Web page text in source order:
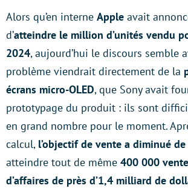
Alors qu’en interne Apple avait
d’atteindre le million d’unités vendu
2024, aujourd’hui le discours semble
problème viendrait directement de la
écrans micro-OLED, que Sony avait
prototypage du produit : ils sont
en grand nombre pour le moment.
calcul, l’objectif de vente a diminué
atteindre tout de même 400 000
d’affaires de près d’1,4 milliard de